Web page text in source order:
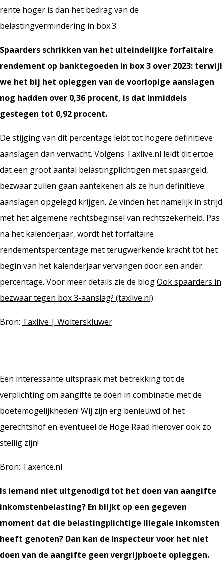
rente hoger is dan het bedrag van de
belastingvermindering in box 3.
Spaarders schrikken van het uiteindelijke forfaitaire
rendement op banktegoeden in box 3 over 2023: terwijl
we het bij het opleggen van de voorlopige aanslagen
nog hadden over 0,36 procent, is dat inmiddels
gestegen tot 0,92 procent.
De stijging van dit percentage leidt tot hogere definitieve
aanslagen dan verwacht. Volgens Taxlive.nl leidt dit ertoe
dat een groot aantal belastingplichtigen met spaargeld,
bezwaar zullen gaan aantekenen als ze hun definitieve
aanslagen opgelegd krijgen. Ze vinden het namelijk in strijd
met het algemene rechtsbeginsel van rechtszekerheid. Pas
na het kalenderjaar, wordt het forfaitaire
rendementspercentage met terugwerkende kracht tot het
begin van het kalenderjaar vervangen door een ander
percentage. Voor meer details zie de blogOok spaarders in
bezwaar tegen box 3-aanslag? (taxlive.nl) .
Bron: Taxlive | Wolterskluwer
Een interessante uitspraak met betrekking tot de
verplichting om aangifte te doen in combinatie met de
boetemogelijkheden! Wij zijn erg benieuwd of het
gerechtshof en eventueel de Hoge Raad hierover ook zo
stellig zijn!
Bron: Taxence.nl
Is iemand niet uitgenodigd tot het doen van aangifte
inkomstenbelasting? En blijkt op een gegeven
moment dat die belastingplichtige illegale inkomsten
heeft genoten? Dan kan de inspecteur voor het niet
doen van de aangifte geen vergrijpboete opleggen.